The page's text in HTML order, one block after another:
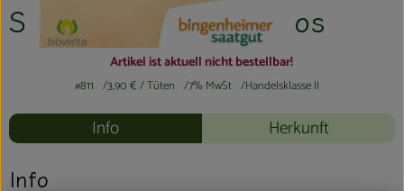
Hofladen
Über uns
Veranstaltungen
Saatgut Paprika Pantos
Artikel ist aktuell nicht bestellbar!
#811 3,90 €/ Tüten 7% MwSt Handelsklasse II
Info Herkunft
Info